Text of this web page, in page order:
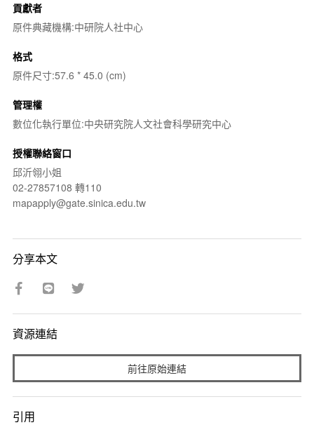
貢獻者
原件典藏機構:中研院人社中心
格式
原件尺寸:57.6 * 45.0 (cm)
管理權
數位化執行單位:中央研究院人文社會科學研究中心
授權聯絡窗口
邱沂翎小姐
02-27857108 轉110
mapapply@gate.sinica.edu.tw
分享本文
資源連結
前往原始連結
引用